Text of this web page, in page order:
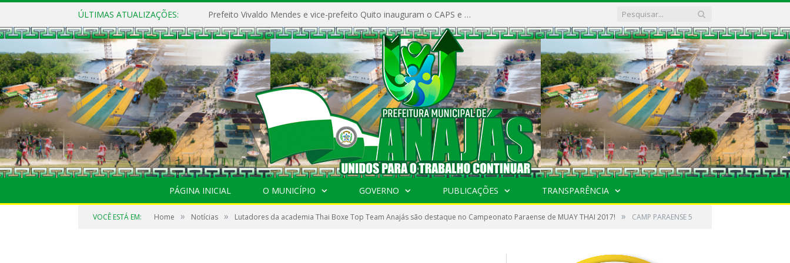
ÚLTIMAS ATUALIZAÇÕES: Prefeito Vivaldo Mendes e vice-prefeito Quito inauguram o CAPS e fortalecem a saúde pública em Anajás.
PÁGINA INICIAL O MUNICÍPIO GOVERNO PUBLICAÇÕES TRANSPARÊNCIA
VOCÊ ESTÁ EM: Home » Notícias » Lutadores da academia Thai Boxe Top Team Anajás são destaque no Campeonato Paraense de MUAY THAI 2017! » CAMP PARAENSE 5